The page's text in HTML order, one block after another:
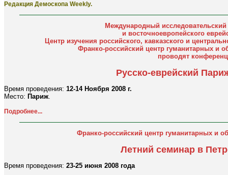
Редакция Демоскопа Weekly.
Международный исследовательский
и восточноевропейского
Центр изучения российского, кавказского и
Франко-российский центр гуманитарных и
проводят
Русско-еврейский
Время проведения: 12-14 Ноября 2008 г.
Место: Париж.
Подробнее...
Франко-российский центр гуманитарных и
Летний семинар в
Время проведения: 23-25 июня 2008 года